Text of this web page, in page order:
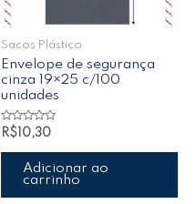
Sacos Plástico
Envelope de segurança
cinza 19×25 c/100
unidades
Avaliação
de
R$ 10,30
Adicionar ao
carrinho